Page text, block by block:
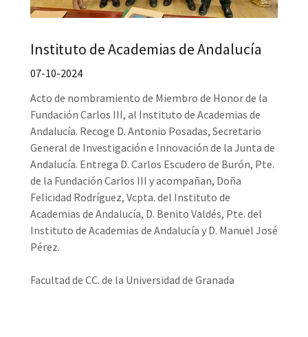
Instituto de Academias de Andalucía
07-10-2024
Acto de nombramiento de Miembro de Honor de la
Fundación Carlos III, al Instituto de Academias de
Andalucía. Recoge D. Antonio Posadas, Secretario
General de Investigación e Innovación de la Junta de
Andalucía. Entrega D. Carlos Escudero de Burón, Pte.
de la Fundación Carlos III y acompañan, Doña
Felicidad Rodríguez, Vcpta. del Instituto de
Academias de Andalucía, D. Benito Valdés, Pte. del
Instituto de Academias de Andalucía y D. Manuel José
Pérez.
Facultad de CC. de la Universidad de Granada